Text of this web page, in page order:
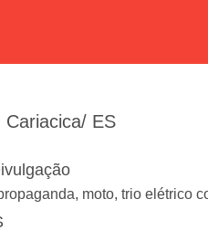
Cariacica/ ES
moto, trio elétrico